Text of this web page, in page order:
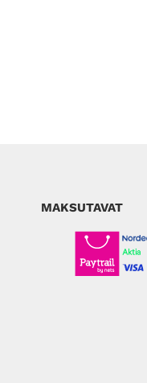
MAKSUTAVAT